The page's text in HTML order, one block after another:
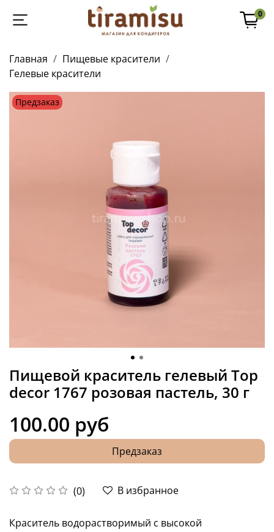
0
Главная
Пищевые красители
Гелевые красители
Предзаказ
Пищевой краситель гелевый Top
decor 1767 розовая пастель, 30 г
(0) В избранное
100.00 руб
Предзаказ
Краситель водорастворимый с высокой